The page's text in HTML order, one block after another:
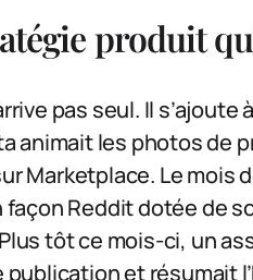
produit
pas seul. Il
animait les photos de
Marketplace. Le mois
Reddit dotée de
tôt ce mois-ci, un
publication et résumait